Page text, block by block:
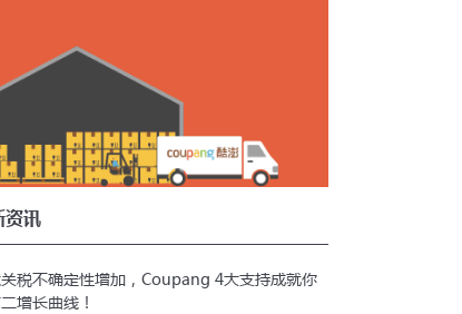
，前往注册
站Coupang.com完成注册
资讯
税不确定性增加，Coupang 4大支持成就你
增长曲线！